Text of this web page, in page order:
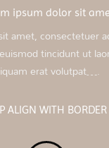
ipsum dolor sit
amet, consectetuer
tincidunt ut
erat volutpat….
ALIGN WITH BORDER